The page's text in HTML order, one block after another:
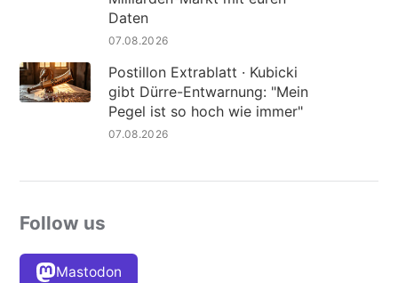
Daten
07.08.2026
Postillon Extrablatt · Kubicki
gibt Dürre-Entwarnung: "Mein
Pegel ist so hoch wie immer"
07.08.2026
Follow us
Mastodon